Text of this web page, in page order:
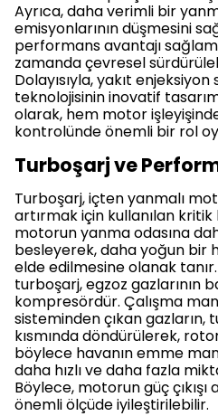
Ayrıca, daha verimli bir
emisyonlarının düşmesini
performans avantajı
zamanda çevresel
Dolayısıyla, yakıt
teknolojisinin inovatif
olarak, hem motor
kontrolünde önemli bir rol
Turboşarj ve
Turboşarj, içten yanmalı
artırmak için kullanılan
motorun yanma odasına
besleyerek, daha yoğun bir
elde edilmesine olanak
turboşarj, egzoz gazlarının
kompresördür. Çalışma
sisteminden çıkan gazların,
kısmında döndürülerek,
böylece havanın emme
daha hızlı ve daha fazla
Böylece, motorun güç çıkışı
önemli ölçüde iyileştirilebilir.